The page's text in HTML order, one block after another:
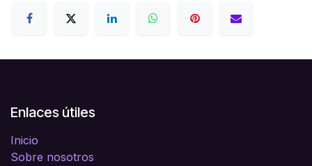
Enlaces útiles
Inicio
Sobre nosotros